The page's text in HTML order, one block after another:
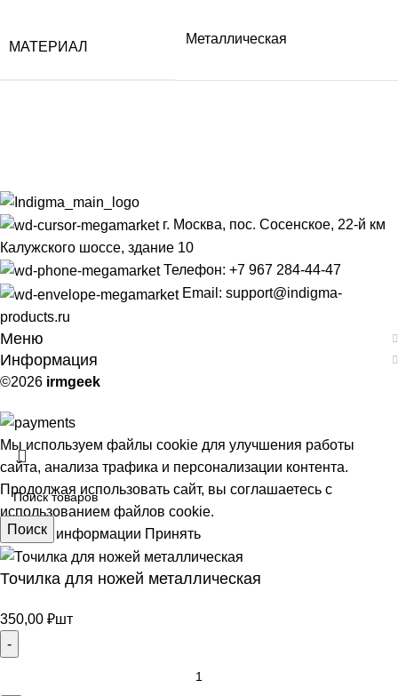
МАТЕРИАЛ
Металлическая
г. Москва, пос. Сосенское, 22-й км
Калужского шоссе, здание 10
Телефон: +7 967 284-44-47
Email: support@indigma-
products.ru
Меню
Информация
©2026 irmgeek
Поиск
Мы используем файлы cookie для улучшения работы
сайта, анализа трафика и персонализации контента.
Продолжая использовать сайт, вы соглашаетесь с
использованием файлов cookie.
Больше информации Принять
Точилка для ножей металлическая
350,00 ₽шт